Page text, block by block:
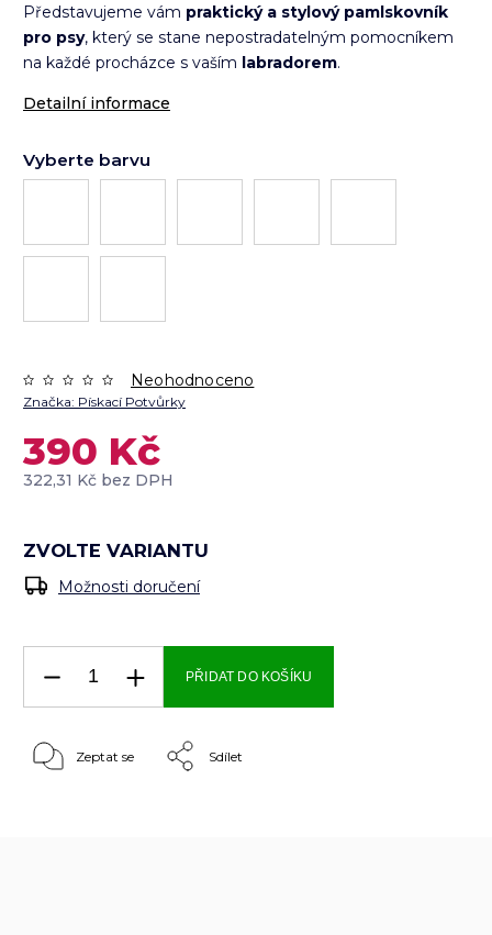
Představujeme vám praktický a stylový pamlskovník
pro psy, který se stane nepostradatelným pomocníkem
na každé procházce s vaším labradorem.
Detailní informace
Vyberte barvu
Značka: Pískací Potvůrky
Neohodnoceno
390 Kč
322,31 Kč bez DPH
ZVOLTE VARIANTU
Možnosti doručení
PŘIDAT DO KOŠÍKU
Zeptat se Sdílet